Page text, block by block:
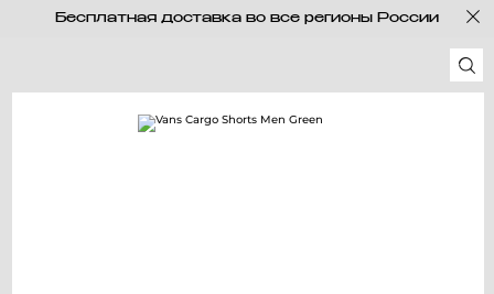
Бесплатная доставка во все регионы России